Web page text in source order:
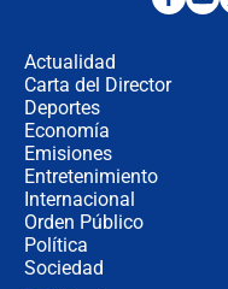
Actualidad
Carta del Director
Deportes
Economía
Emisiones
Entretenimiento
Internacional
Orden Público
Política
Sociedad